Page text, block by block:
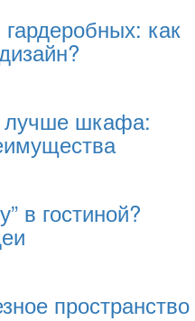
как
лучше шкафа:
в гостиной?
пространство